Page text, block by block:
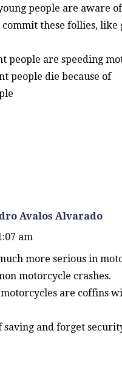
people are aware
commit these follies, like
people are speeding
people die because of
Avalos Alvarado
am
more serious in
motorcycle crashes.
are coffins
saving and forget